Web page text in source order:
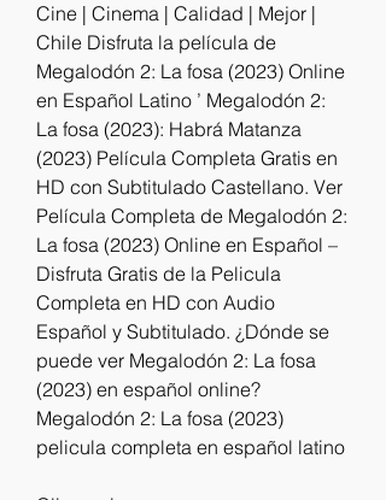
Cine | Cinema | Calidad | Mejor |
Chile Disfruta la película de
Megalodón 2: La fosa (2023) Online
en Español Latino ’ Megalodón 2:
La fosa (2023): Habrá Matanza
(2023) Película Completa Gratis en
HD con Subtitulado Castellano. Ver
Película Completa de Megalodón 2:
La fosa (2023) Online en Español –
Disfruta Gratis de la Pelicula
Completa en HD con Audio
Español y Subtitulado. ¿Dónde se
puede ver Megalodón 2: La fosa
(2023) en español online?
Megalodón 2: La fosa (2023)
pelicula completa en español latino